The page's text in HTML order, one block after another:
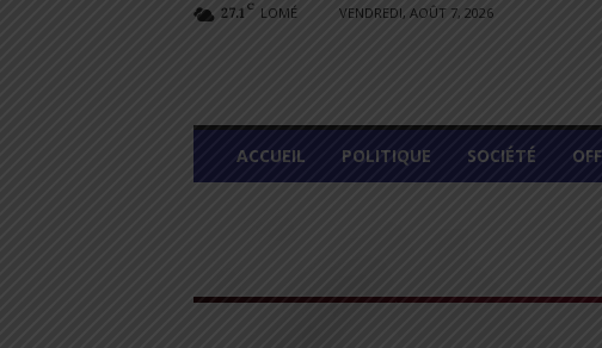
27.1 C LOMÉ VENDREDI, AOÛT 7, 2026
L
M
ACCUEIL POLITIQUE SOCIÉTÉ